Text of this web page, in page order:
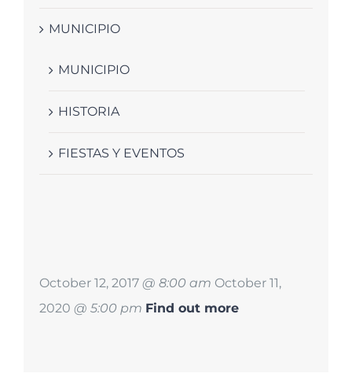
MUNICIPIO
MUNICIPIO
HISTORIA
FIESTAS Y EVENTOS
October 12, 2017 @ 8:00 am October 11,
2020 @ 5:00 pm Find out more